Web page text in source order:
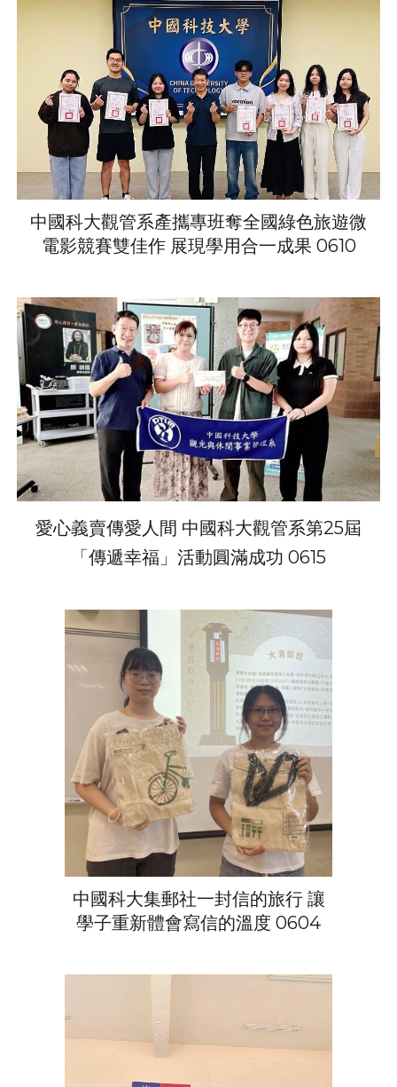
中國科大觀管系產攜專班奪全國綠色旅遊微
電影競賽雙佳作 展現學用合一成果 0610
愛心義賣傳愛人間 中國科大觀管系第25屆
「傳遞幸福」活動圓滿成功 0615
中國科大集郵社一封信的旅行 讓
學子重新體會寫信的溫度 0604